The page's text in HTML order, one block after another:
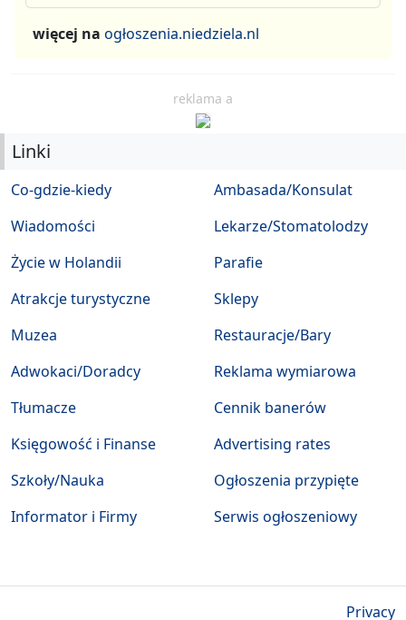
więcej na ogłoszenia.niedziela.nl
reklama a
Linki
Co-gdzie-kiedy
Wiadomości
Życie w Holandii
Atrakcje turystyczne
Muzea
Ambasada/Konsulat
Lekarze/Stomatolodzy
Parafie
Sklepy
Restauracje/Bary
Adwokaci/Doradcy
Tłumacze
Księgowość i Finanse
Szkoły/Nauka
Informator i Firmy
Reklama wymiarowa
Cennik banerów
Advertising rates
Ogłoszenia przypięte
Serwis ogłoszeniowy
Privacy